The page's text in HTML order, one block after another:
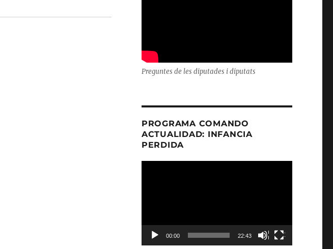
Preguntes de les diputades i diputats
PROGRAMA COMANDO
ACTUALIDAD: INFANCIA
PERDIDA
00:00 22:43